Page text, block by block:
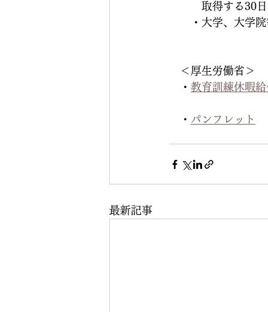
取得する30日
・大学、大学院
＜厚生労働省＞
・ 教育訓練休暇
・ パンフレット
最新記事